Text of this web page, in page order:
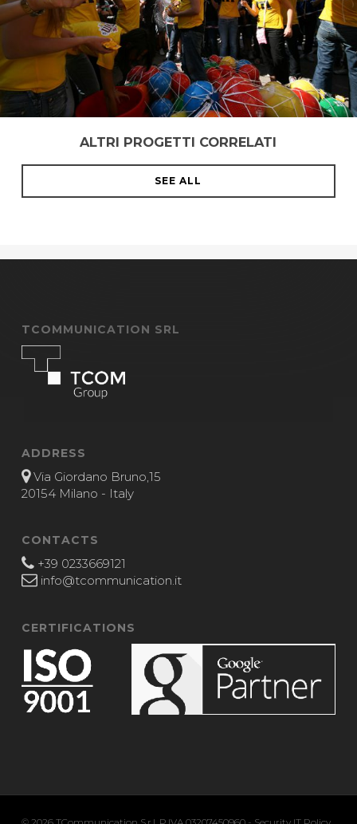
ALTRI PROGETTI CORRELATI
SEE ALL
TCOMMUNICATION SRL
ADDRESS
Via Giordano Bruno,15
20154 Milano - Italy
CONTACTS
+39 0233669121
info@tcommunication.it
CERTIFICATIONS